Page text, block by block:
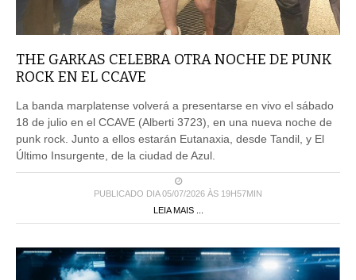
THE GARKAS CELEBRA OTRA NOCHE DE PUNK
ROCK EN EL CCAVE
La banda marplatense volverá a presentarse en vivo el sábado
18 de julio en el CCAVE (Alberti 3723), en una nueva noche de
punk rock. Junto a ellos estarán Eutanaxia, desde Tandil, y El
Último Insurgente, de la ciudad de Azul.
PUBLICADO DIA 05/07/2026 ÀS 19H57MIN
LEIA MAIS ...